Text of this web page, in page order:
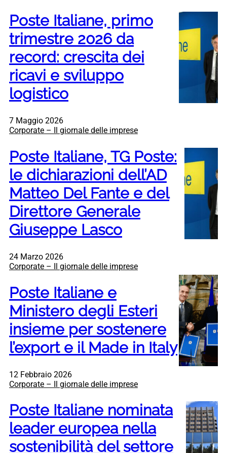
Poste Italiane, primo
trimestre 2026 da
record: crescita dei
ricavi e sviluppo
logistico
7 Maggio 2026
Corporate – Il giornale delle imprese
Poste Italiane, TG Poste:
le dichiarazioni dell’AD
Matteo Del Fante e del
Direttore Generale
Giuseppe Lasco
24 Marzo 2026
Corporate – Il giornale delle imprese
Poste Italiane e
Ministero degli Esteri
insieme per sostenere
l’export e il Made in Italy
12 Febbraio 2026
Corporate – Il giornale delle imprese
Poste Italiane nominata
leader europea nella
sostenibilità del settore